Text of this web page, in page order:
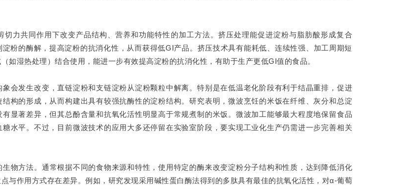
切力共同作用下改变产品结构、营养和功能特性的加工方法。挤压处理能促进淀粉与脂肪酸形成复合
粉的酶解，提高淀粉的抗消化性，从而获得低GI产品。挤压技术具有能耗低、连续性强、加工周期短
如湿热处理）结合使用，能进一步有效提高淀粉的抗消化性，有助于生产更低GI值的食品。
会发生改变，直链淀粉和支链淀粉从淀粉颗粒中解离。特别是在低温老化阶段有利于结晶重排，促进
构的形成，从而构建出具有较强抗酶性的淀粉结构。研究表明，微波烹饪的米饭在纤维、灰分和总淀
显著差异，但其总酚含量和抗氧化活性明显高于常规煮制的米饭。微波加工能够最大程度地保留食品
水平。不过，目前微波技术的应用大多还停留在实验室阶段，要实现工业化生产仍需进一步完善相关
生物方法。通常根据不同的食物来源和特性，使用特定的酶来改变淀粉分子结构和性质，达到降低消化
与作用方式存在差异。例如，研究发现采用碱性蛋白酶法得到的多肽具有最佳的抗氧化活性，对α-葡萄